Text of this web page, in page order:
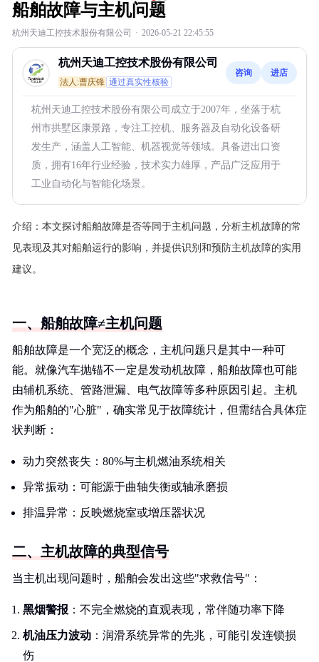
船舶故障与主机问题
杭州天迪工控技术股份有限公司 · 2026-05-21 22:45:55
杭州天迪工控技术股份有限公司
法人:曹庆锋 通过真实性核验
咨询 进店
杭州天迪工控技术股份有限公司成立于2007年，坐落于杭
州市拱墅区康景路，专注工控机、服务器及自动化设备研
发生产，涵盖人工智能、机器视觉等领域。具备进出口资
质，拥有16年行业经验，技术实力雄厚，产品广泛应用于
工业自动化与智能化场景。
介绍： 本文探讨船舶故障是否等同于主机问题，分析主机故障的常
见表现及其对船舶运行的影响，并提供识别和预防主机故障的实用
建议。
一、船舶故障≠主机问题
船舶故障是一个宽泛的概念，主机问题只是其中一种可
能。就像汽车抛锚不一定是发动机故障，船舶故障也可能
由辅机系统、管路泄漏、电气故障等多种原因引起。主机
作为船舶的"心脏"，确实常见于故障统计，但需结合具体症
状判断：
动力突然丧失：80%与主机燃油系统相关
异常振动：可能源于曲轴失衡或轴承磨损
排温异常：反映燃烧室或增压器状况
二、主机故障的典型信号
当主机出现问题时，船舶会发出这些"求救信号"：
黑烟警报 ：不完全燃烧的直观表现，常伴随功率下降
机油压力波动 ：润滑系统异常的先兆，可能引发连锁损
伤